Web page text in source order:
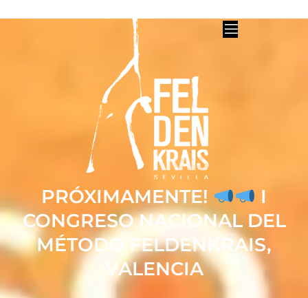
PRÓXIMAMENTE!
I
CONGRESO NACIONAL DEL
MÉTODO FELDENKRAIS,
VALENCIA